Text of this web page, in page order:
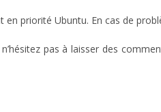
priorité Ubuntu. En cas de
pas à laisser des